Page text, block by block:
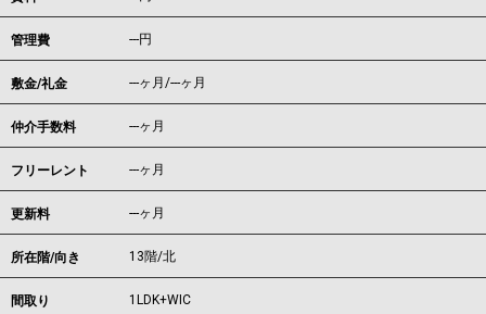
管理費 ---円
敷金/礼金 ---ヶ月/---ヶ月
仲介手数料 ---ヶ月
フリーレント ---ヶ月
更新料 ---ヶ月
所在階/向き 13階/北
間取り 1LDK+WIC